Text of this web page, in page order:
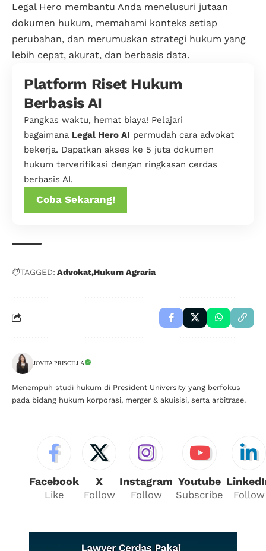
Legal Hero membantu Anda menelusuri jutaan
dokumen hukum, memahami konteks setiap
perubahan, dan merumuskan strategi hukum yang
lebih cepat, akurat, dan berbasis data.
Platform Riset Hukum
Berbasis AI
Pangkas waktu, hemat biaya! Pelajari
bagaimana Legal Hero AI permudah cara advokat
bekerja. Dapatkan akses ke 5 juta dokumen
hukum terverifikasi dengan ringkasan cerdas
berbasis AI.
Coba Sekarang!
TAGGED: Advokat Hukum Agraria
JOVITA PRISCILLA
Menempuh studi hukum di President University yang berfokus
pada bidang hukum korporasi, merger & akuisisi, serta arbitrase.
Facebook
Like
X
Follow
Instagram
Follow
Youtube
Subscribe Follow